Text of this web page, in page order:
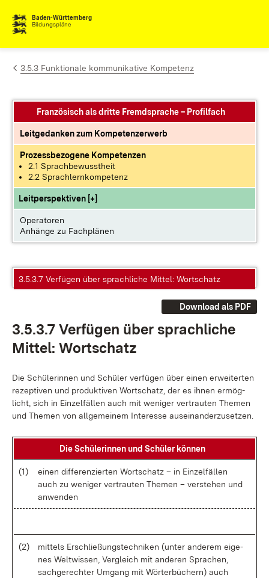
Zum Inhalt springen
Baden-Württemberg
Bildungspläne
3.5.3 Funktionale kommunikative Kompetenz
Französisch als dritte Fremdsprache – Profilfach
Leitgedanken zum Kompetenzerwerb
Prozessbezogene Kompetenzen
2.1 Sprachbewusstheit
2.2 Sprachlernkompetenz
Leitperspektiven [+]
Operatoren
Anhänge zu Fachplänen
3.5.3.7 Verfügen über sprachliche Mittel: Wortschatz
Download als PDF
3.5.3.7 Ver­fü­gen über sprach­li­che
Mit­tel: Wort­schatz
Die Schü­le­rin­nen und Schü­ler ver­fü­gen über ei­nen er­wei­ter­ten
re­zep­ti­ven und pro­duk­ti­ven Wort­schatz, der es ih­nen er­mög­
licht, sich in Ein­zel­fäl­len auch mit we­ni­ger ver­trau­ten The­men
und The­men von all­ge­mei­nem In­ter­es­se aus­ein­an­der­zu­set­zen.
Die Schü­le­rin­nen und Schü­ler kön­nen
(1)
ei­nen dif­fe­ren­zier­ten Wort­schatz – in Ein­zel­fäl­len
auch zu we­ni­ger ver­trau­ten The­men – ver­ste­hen und
an­wen­den
(2)
mit­tels Er­schlie­ßungs­tech­ni­ken (un­ter an­de­rem ei­ge­
nes Welt­wis­sen, Ver­gleich mit an­de­ren Spra­chen,
sach­ge­rech­ter Um­gang mit Wör­ter­bü­chern) auch